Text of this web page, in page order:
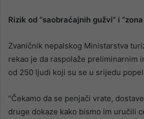
Rizik od “saobraćajnih gužvi” i
Zvaničnik nepalskog Ministarstva
rekao je da raspolaže preliminarnim
od 250 ljudi koji su se u srijedu
“Čekamo da se penjači vrate,
druge dokaze kako bismo im uručili